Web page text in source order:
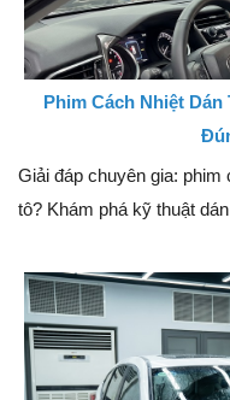
Phim Cách Nhiệt
Giải đáp chuyên gia: phim
tô? Khám phá kỹ thuật